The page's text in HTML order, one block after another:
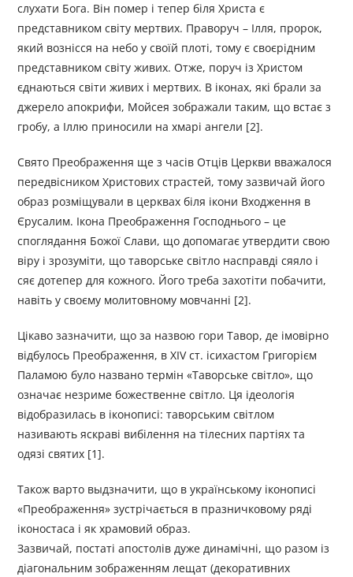
слухати Бога. Він помер і тепер біля Христа є
представником світу мертвих. Праворуч – Ілля, пророк,
який вознісся на небо у своїй плоті, тому є своєрідним
представником світу живих. Отже, поруч із Христом
єднаються світи живих і мертвих. В іконах, які брали за
джерело апокрифи, Мойсея зображали таким, що встає з
гробу, а Іллю приносили на хмарі ангели [2].
Свято Преображення ще з часів Отців Церкви вважалося
передвісником Христових страстей, тому зазвичай його
образ розміщували в церквах біля ікони Входження в
Єрусалим. Ікона Преображення Господнього – це
споглядання Божої Слави, що допомагає утвердити свою
віру і зрозуміти, що таворське світло насправді сяяло і
сяє дотепер для кожного. Його треба захотіти побачити,
навіть у своєму молитовному мовчанні [2].
Цікаво зазначити, що за назвою гори Тавор, де імовірно
відбулось Преображення, в XIV ст. ісихастом Григорієм
Паламою було названо термін «Таворське світло», що
означає незриме божественне світло. Ця ідеологія
відобразилась в іконописі: таворським світлом
називають яскраві вибілення на тілесних партіях та
одязі святих [1].
Також варто выдзначити, що в українському іконописі
«Преображення» зустрічається в празничковому ряді
іконостаса і як храмовий образ.
Зазвичай, постаті апостолів дуже динамічні, що разом із
діагональним зображенням лещат (декоративних